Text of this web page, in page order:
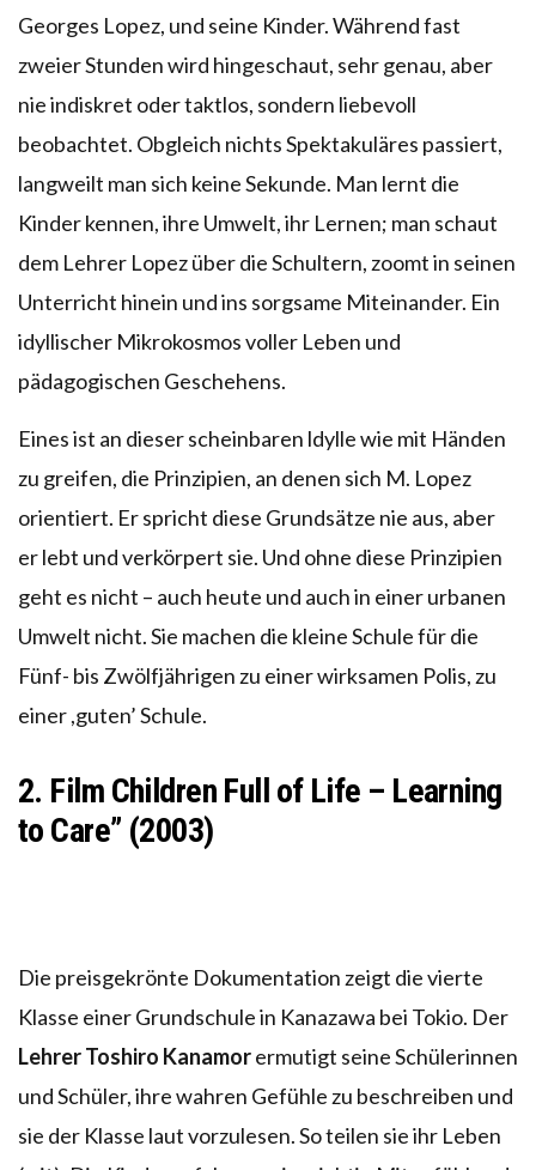
Georges Lopez, und seine Kinder. Während fast
zweier Stunden wird hingeschaut, sehr genau, aber
nie indiskret oder taktlos, sondern liebevoll
beobachtet. Obgleich nichts Spektakuläres passiert,
langweilt man sich keine Sekunde. Man lernt die
Kinder kennen, ihre Umwelt, ihr Lernen; man schaut
dem Lehrer Lopez über die Schultern, zoomt in seinen
Unterricht hinein und ins sorgsame Miteinander. Ein
idyllischer Mikrokosmos voller Leben und
pädagogischen Geschehens.
Eines ist an dieser scheinbaren ldylle wie mit Händen
zu greifen, die Prinzipien, an denen sich M. Lopez
orientiert. Er spricht diese Grundsätze nie aus, aber
er lebt und verkörpert sie. Und ohne diese Prinzipien
geht es nicht – auch heute und auch in einer urbanen
Umwelt nicht. Sie machen die kleine Schule für die
Fünf- bis Zwölfjährigen zu einer wirksamen Polis, zu
einer ,guten’ Schule.
2. Film Children Full of Life – Learning
to Care” (2003)
Die preisgekrönte Dokumentation zeigt die vierte
Klasse einer Grundschule in Kanazawa bei Tokio. Der
Lehrer Toshiro Kanamorermutigt seine Schülerinnen
und Schüler, ihre wahren Gefühle zu beschreiben und
sie der Klasse laut vorzulesen. So teilen sie ihr Leben